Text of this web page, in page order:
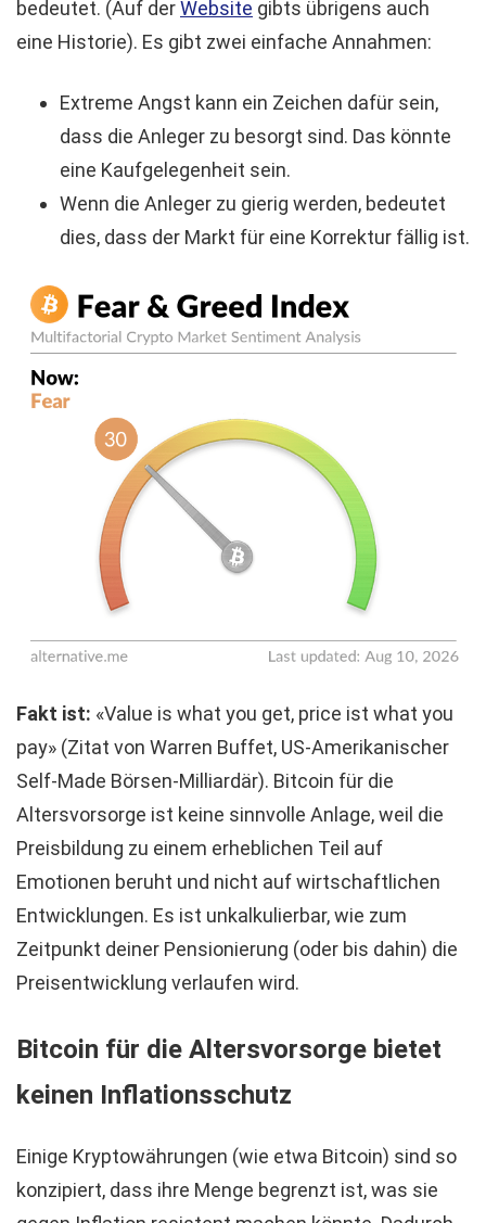
bedeutet. (Auf derWebsite gibts übrigens auch
eine Historie). Es gibt zwei einfache Annahmen:
Extreme Angst kann ein Zeichen dafür sein,
dass die Anleger zu besorgt sind. Das könnte
eine Kaufgelegenheit sein.
Wenn die Anleger zu gierig werden, bedeutet
dies, dass der Markt für eine Korrektur fällig ist.
Fakt ist: «Value is what you get, price ist what you
pay» (Zitat von Warren Buffet, US-Amerikanischer
Self-Made Börsen-Milliardär). Bitcoin für die
Altersvorsorge ist keine sinnvolle Anlage, weil die
Preisbildung zu einem erheblichen Teil auf
Emotionen beruht und nicht auf wirtschaftlichen
Entwicklungen. Es ist unkalkulierbar, wie zum
Zeitpunkt deiner Pensionierung (oder bis dahin) die
Preisentwicklung verlaufen wird.
Bitcoin für die Altersvorsorge bietet
keinen Inflationsschutz
Einige Kryptowährungen (wie etwa Bitcoin) sind so
konzipiert, dass ihre Menge begrenzt ist, was sie